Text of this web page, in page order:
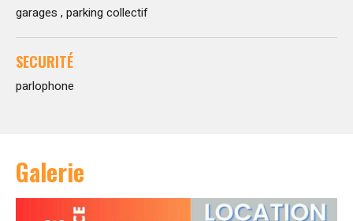
garages , parking collectif
SECURITÉ
parlophone
Galerie